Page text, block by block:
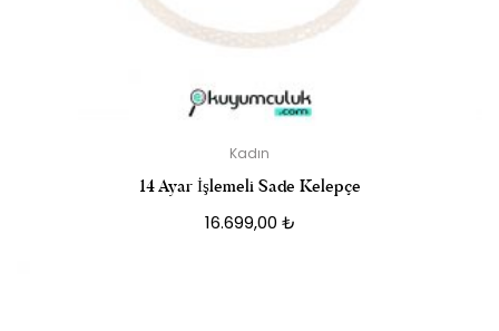
Kadın
14 Ayar İşlemeli Sade Kelepçe
16.699,00 ₺